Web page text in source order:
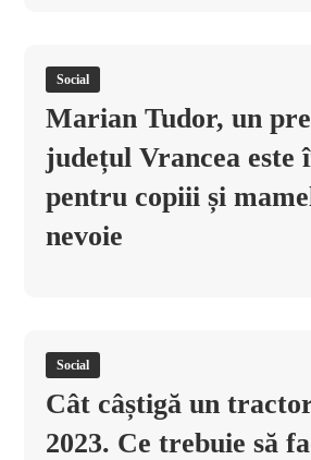
Social
Marian Tudor, un
județul Vrancea este
pentru copiii și
nevoie
Social
Cât câștigă un
2023. Ce trebuie să